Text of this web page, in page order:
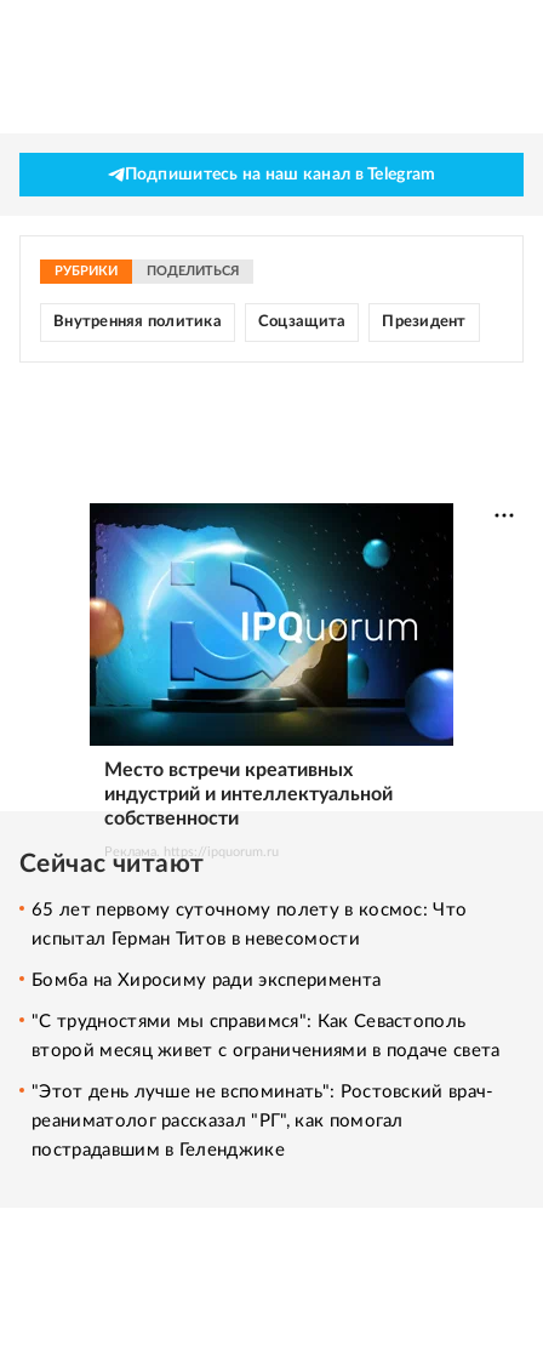
Подпишитесь на наш канал в Telegram
РУБРИКИ ПОДЕЛИТЬСЯ
Внутренняя политика Соцзащита Президент
Место встречи креативных
индустрий и интеллектуальной
собственности
Реклама. https://ipquorum.ru
Сейчас читают
65 лет первому суточному полету в космос: Что
испытал Герман Титов в невесомости
Бомба на Хиросиму ради эксперимента
"С трудностями мы справимся": Как Севастополь
второй месяц живет с ограничениями в подаче света
"Этот день лучше не вспоминать": Ростовский врач-
реаниматолог рассказал "РГ", как помогал
пострадавшим в Геленджике